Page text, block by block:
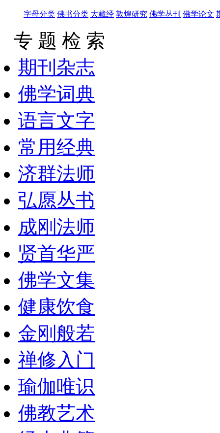
字母分类 佛书分类 大藏经 敦煌研究 佛学丛刊 佛学论文
专 题 检 索
期刊杂志
佛学词典
语言文字
常用经典
济群法师
弘愿丛书
成刚法师
贤首华严
佛学文集
健康饮食
金刚般若
禅修入门
瑜伽唯识
佛教艺术